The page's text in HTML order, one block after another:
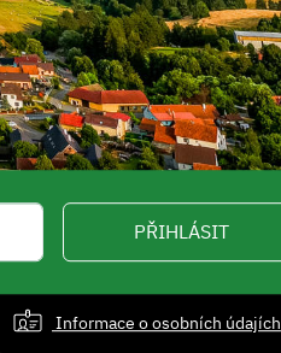
PŘIHLÁSIT
Informace o osobních údajích